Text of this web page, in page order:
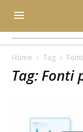
Home Tag
Tag: Fonti